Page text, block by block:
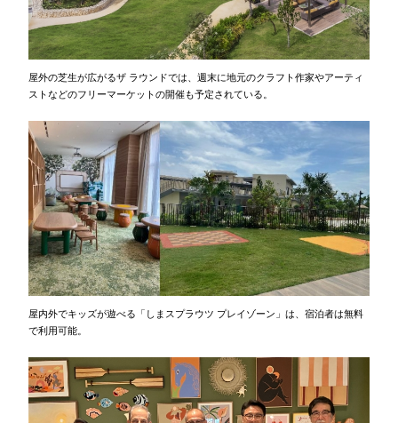
屋外の芝生が広がるザ ラウンドでは、週末に地元のクラフト作家やアーティ
ストなどのフリーマーケットの開催も予定されている。
屋内外でキッズが遊べる「しまスプラウツ プレイゾーン」は、宿泊者は無料
で利用可能。